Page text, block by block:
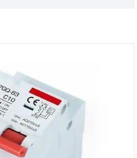
relè di tenuta magnetica
e il design standard